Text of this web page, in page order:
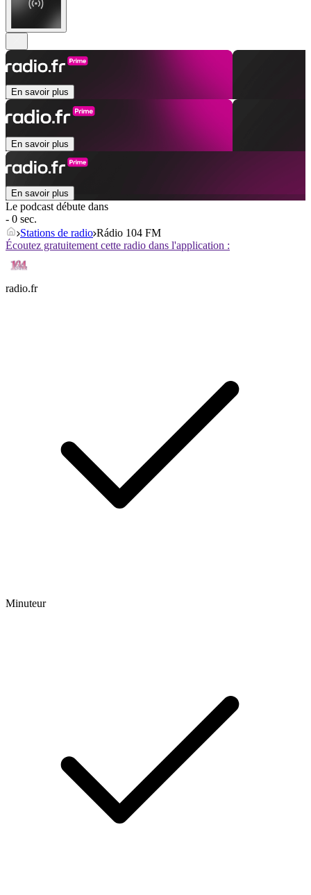
En savoir plus
En savoir plus
En savoir plus
Le podcast débute dans
- 0 sec.
Stations de radio Rádio 104 FM
Écoutez gratuitement cette radio dans l'application :
radio.fr
Minuteur